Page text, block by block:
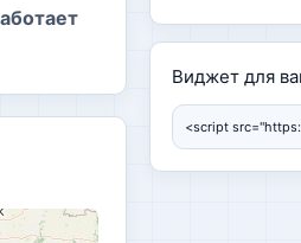
Виджет для
Виджет для